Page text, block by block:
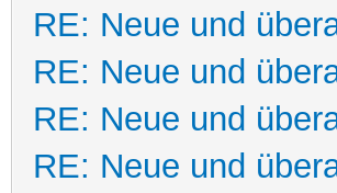
RE: Neue und
RE: Neue und
RE: Neue und
RE: Neue und